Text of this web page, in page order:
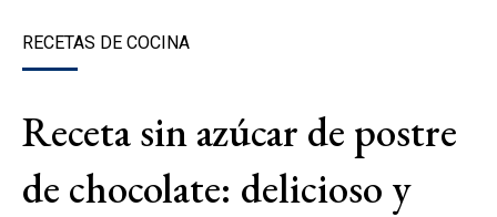
RECETAS DE COCINA
Receta sin azúcar de postre
de chocolate: delicioso y